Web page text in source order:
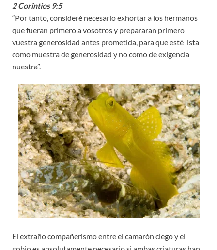
2 Corintios 9:5
“Por tanto, consideré necesario exhortar a los hermanos
que fueran primero a vosotros y prepararan primero
vuestra generosidad antes prometida, para que esté lista
como muestra de generosidad y no como de exigencia
nuestra”.
El extraño compañerismo entre el camarón ciego y el